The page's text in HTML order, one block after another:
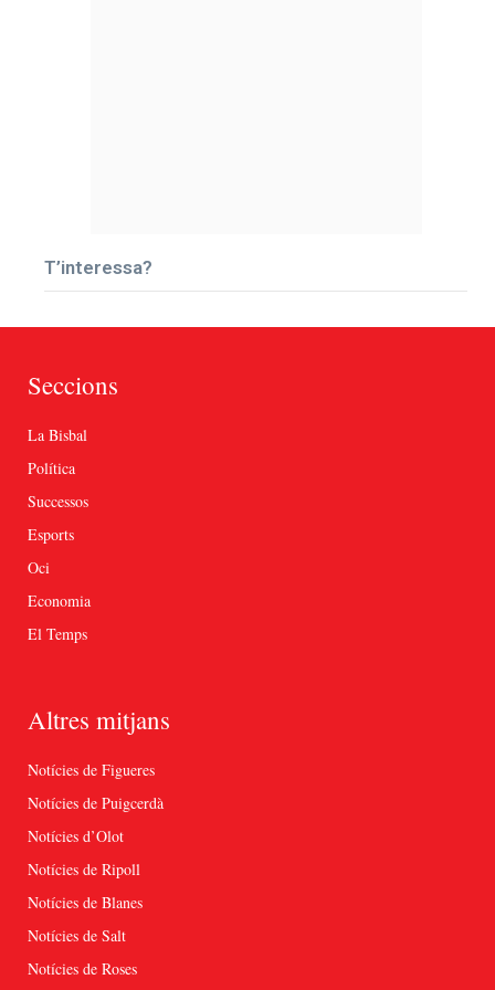
T’interessa?
Seccions
La Bisbal
Política
Successos
Esports
Oci
Economia
El Temps
Altres mitjans
Notícies de Figueres
Notícies de Puigcerdà
Notícies d’Olot
Notícies de Ripoll
Notícies de Blanes
Notícies de Salt
Notícies de Roses